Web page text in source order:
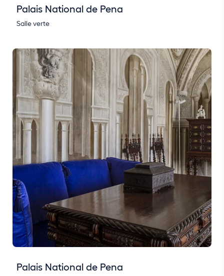
Palais National de Pena
Salle verte
Palais National de Pena